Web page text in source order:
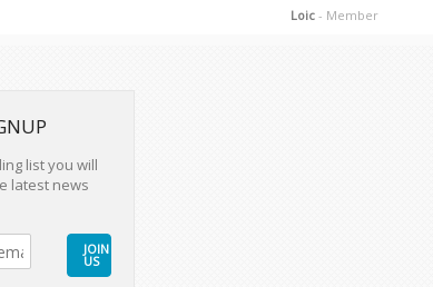
Loic - Member
list you will
latest news
JOIN
US